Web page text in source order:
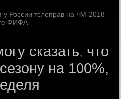
у России телеправ на ЧМ-2018
ФИФА
сказать, что
на 100%,